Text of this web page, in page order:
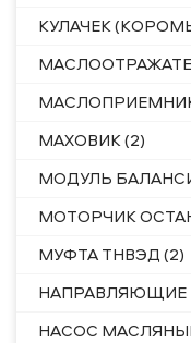
КУЛАЧЕК
МАСЛОПРИЕМНИК
МАХОВИК (2)
МОДУЛЬ
МОТОРЧИК
МУФТА ТНВЭД (2)
НАПРАВЛЯЮЩИЕ
НАСОС